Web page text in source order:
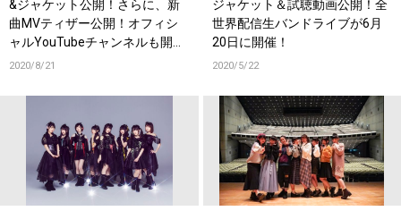
&ジャケット公開！さらに、新
曲MVティザー公開！オフィシ
ャルYouTubeチャンネルも開
設！
2020/8/21
ジャケット＆試聴動画公開！全
世界配信生バンドライブが6月
20日に開催！
2020/5/22